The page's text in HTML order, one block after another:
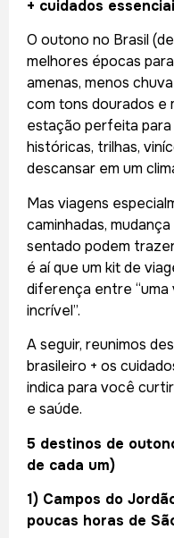
+ cuidados
O outono no Brasil
melhores épocas
amenas, menos
com tons dourados e
estação perfeita
históricas, trilhas,
descansar em um
Mas viagens
caminhadas,
sentado podem
é aí que um kit de
diferença entre “uma
incrível”.
A seguir, reunimos
brasileiro + os
indica para você
e saúde.
5 destinos de
de cada um)
1) Campos do
poucas horas de